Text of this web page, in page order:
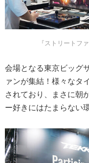
『ストリートフ
会場となる東京ビッグ
ァンが集結！様々なタ
されており、まさに朝
ー好きにはたまらない